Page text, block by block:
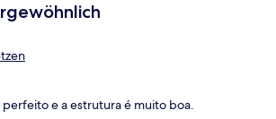
e a estrutura é muito boa.